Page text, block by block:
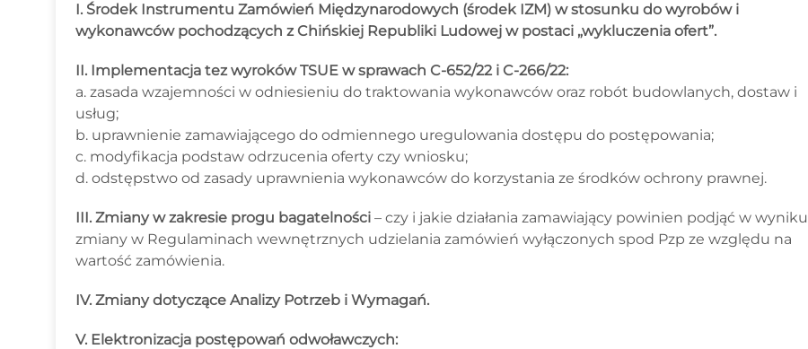
I. Środek Instrumentu Zamówień Międzynarodowych (środek IZM) w stosunku do wyrobów i
wykonawców pochodzących z Chińskiej Republiki Ludowej w postaci „wykluczenia ofert”.
II. Implementacja tez wyroków TSUE w sprawach C-652/22 i C-266/22:
a. zasada wzajemności w odniesieniu do traktowania wykonawców oraz robót budowlanych, dostaw i
usług;
b. uprawnienie zamawiającego do odmiennego uregulowania dostępu do postępowania;
c. modyfikacja podstaw odrzucenia oferty czy wniosku;
d. odstępstwo od zasady uprawnienia wykonawców do korzystania ze środków ochrony prawnej.
III. Zmiany w zakresie progu bagatelności – czy i jakie działania zamawiający powinien podjąć w wyniku
zmiany w Regulaminach wewnętrznych udzielania zamówień wyłączonych spod Pzp ze względu na
wartość zamówienia.
IV. Zmiany dotyczące Analizy Potrzeb i Wymagań.
V. Elektronizacja postępowań odwoławczych: